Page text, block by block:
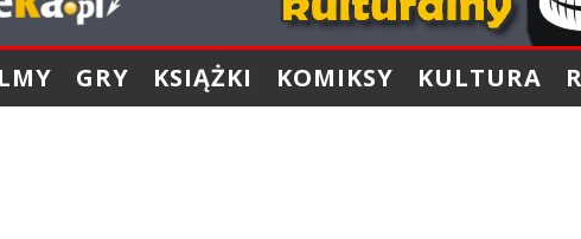
GRY KSIĄŻKI KOMIKSY KULTURA